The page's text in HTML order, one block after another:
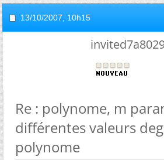
13/10/2007, 10h15
Re : polynome, m
différentes valeurs
polynome